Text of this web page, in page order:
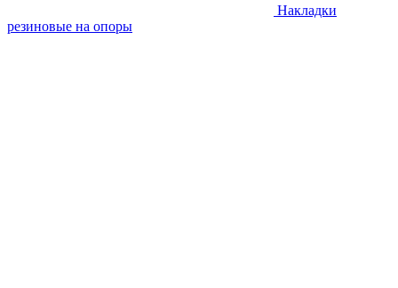
Накладки
резиновые на опоры